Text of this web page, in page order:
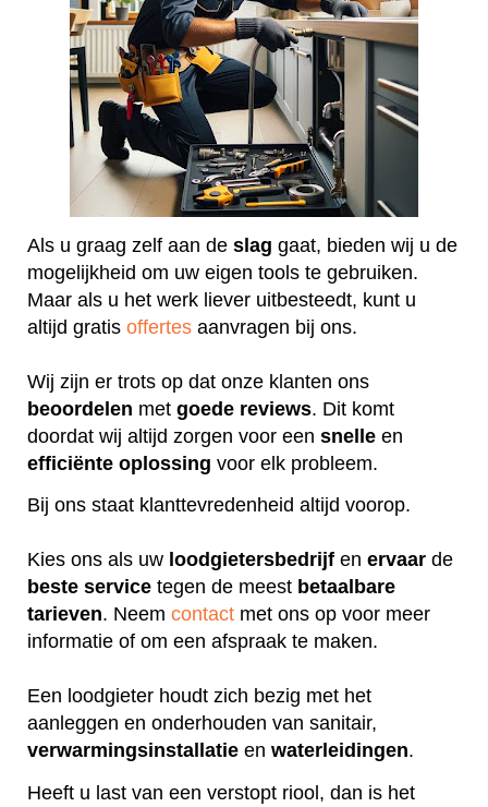
Als u graag zelf aan de slag gaat, bieden wij u de
mogelijkheid om uw eigen tools te gebruiken.
Maar als u het werk liever uitbesteedt, kunt u
altijd gratis offertes aanvragen bij ons.
Wij zijn er trots op dat onze klanten ons
beoordelen met goede reviews. Dit komt
doordat wij altijd zorgen voor een snelle en
efficiënte oplossing voor elk probleem.
Bij ons staat klanttevredenheid altijd voorop.
Kies ons als uw loodgietersbedrijf en ervaar de
beste service tegen de meest betaalbare
tarieven. Neem contact met ons op voor meer
informatie of om een afspraak te maken.
Een loodgieter houdt zich bezig met het
aanleggen en onderhouden van sanitair,
verwarmingsinstallatie en waterleidingen.
Heeft u last van een verstopt riool, dan is het